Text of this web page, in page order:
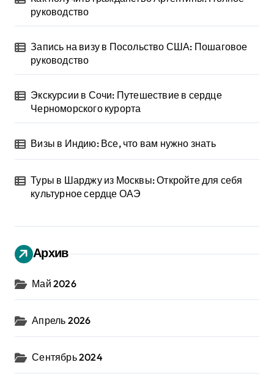
руководство
Запись на визу в Посольство США: Пошаговое
руководство
Экскурсии в Сочи: Путешествие в сердце
Черноморского курорта
Визы в Индию: Все, что вам нужно знать
Туры в Шарджу из Москвы: Откройте для себя
культурное сердце ОАЭ
Архив
Май 2026
Апрель 2026
Сентябрь 2024